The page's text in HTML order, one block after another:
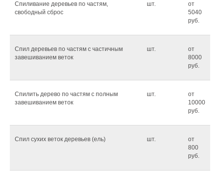
Спиливание деревьев по частям,
свободный сброс
шт.
от
5040
руб.
Спил деревьев по частям с частичным
завешиванием веток
шт.
от
8000
руб.
Спилить дерево по частям с полным
завешиванием веток
шт.
от
10000
руб.
Спил сухих веток деревьев (ель) шт.
от
800
руб.